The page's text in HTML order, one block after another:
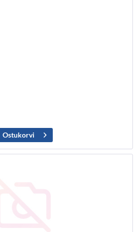
Ostukorvi